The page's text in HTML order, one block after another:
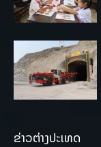
ຂ່າວຕ່າງປະເທດ